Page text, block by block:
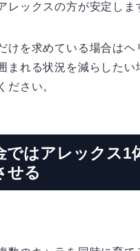
レックスの方が安定しま
けを求めている場合はヘ
まれる状況を減らしたい
ださい。
ではアレックス1
せる